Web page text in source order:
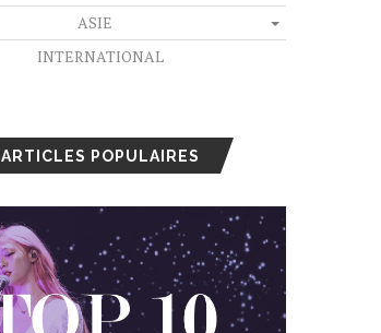
ASIE
INTERNATIONAL
ARTICLES POPULAIRES